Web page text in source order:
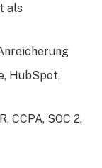
als
HubSpot,
CCPA, SOC 2,